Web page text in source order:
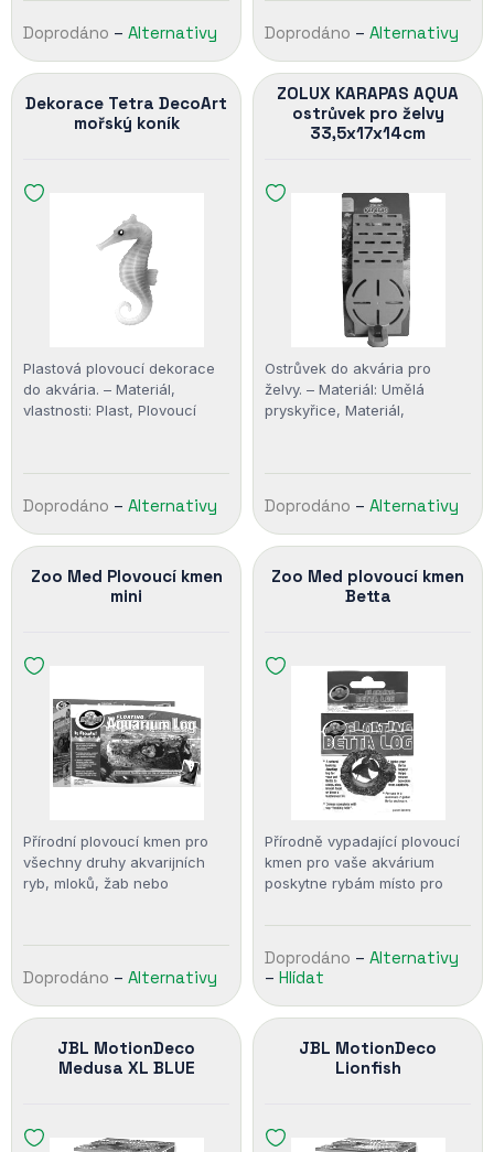
Doprodáno – Alternativy Doprodáno – Alternativy
Dekorace Tetra DecoArt
mořský koník
Plastová plovoucí dekorace
do akvária. – Materiál,
vlastnosti: Plast, Plovoucí
Doprodáno – Alternativy
ZOLUX KARAPAS AQUA
ostrůvek pro želvy
33,5x17x14cm
Ostrůvek do akvária pro
želvy. – Materiál: Umělá
pryskyřice, Materiál,
Doprodáno – Alternativy
Zoo Med Plovoucí kmen
mini
Přírodní plovoucí kmen pro
všechny druhy akvarijních
ryb, mloků, žab nebo
Doprodáno – Alternativy
Zoo Med plovoucí kmen
Betta
Přírodně vypadající plovoucí
kmen pro vaše akvárium
poskytne rybám místo pro
Zároveň je to jednoduchý
Doprodáno – Alternativy
– Hlídat
JBL MotionDeco
Medusa XL BLUE
JBL MotionDeco
Lionfish